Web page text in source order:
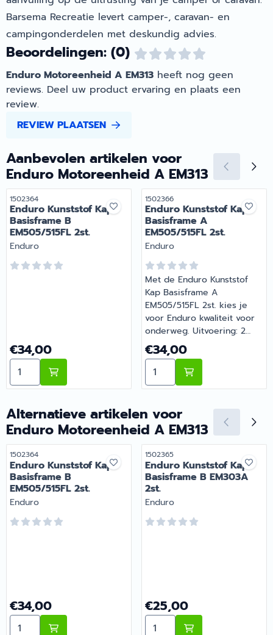
Barsema Recreatie levert camper-, caravan- en
campingonderdelen met deskundig advies.
Beoordelingen: (0)
Enduro Motoreenheid A EM313 heeft nog geen
reviews. Deel uw product ervaring en plaats een
review.
REVIEW PLAATSEN
Aanbevolen artikelen voor
Enduro Motoreenheid A EM313
Artikelnummer
1502364
Enduro Kunststof Kap
Basisframe B
EM505/515FL 2st.
Merk:
Enduro
Prijs: 34,00
€34,00
Aantal kiezen voor Enduro Kunststof Kap Basisframe B
Artikelnummer
1502366
Enduro Kunststof Kap
Basisframe A
EM505/515FL 2st.
Merk:
Enduro
Met de Enduro Kunststof
Kap Basisframe A
EM505/515FL 2st. kies je
voor Enduro kwaliteit voor
onderweg. Uitvoering: 2
stuks. Een slimme aanvulling
op de uitrusting van je
camper of caravan. Barsema
Recreatie levert camper-,
campingonderdelen met
deskundig advies.
Prijs: 34,00
€34,00
Aantal kiezen voor
Alternatieve artikelen voor
Enduro Motoreenheid A EM313
Artikelnummer
1502364
Enduro Kunststof Kap
Basisframe B
EM505/515FL 2st.
Merk:
Enduro
Prijs: 34,00
€34,00
Aantal kiezen voor Enduro Kunststof Kap Basisframe B
Artikelnummer
1502365
Enduro Kunststof Kap
Basisframe B EM303A
2st.
Merk:
Enduro
Prijs: 25,00
€25,00
Aantal kiezen voor